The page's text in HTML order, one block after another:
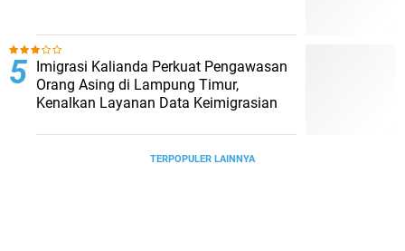
Imigrasi Kalianda Perkuat Pengawasan
Orang Asing di Lampung Timur,
Kenalkan Layanan Data Keimigrasian
TERPOPULER LAINNYA